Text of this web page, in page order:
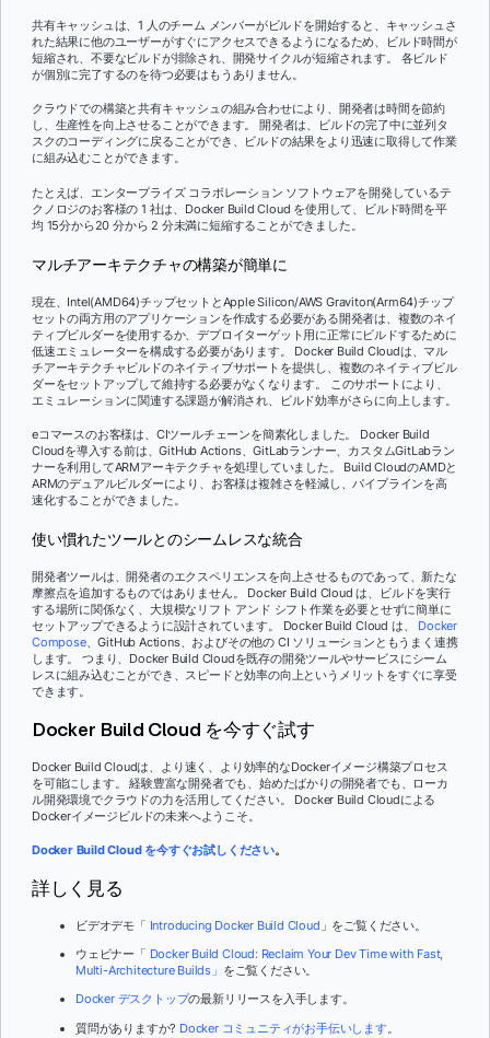
共有キャッシュは、1 人のチーム メンバーがビルドを開始すると、キャッシュさ
れた結果に他のユーザーがすぐにアクセスできるようになるため、ビルド時間が
短縮され、不要なビルドが排除され、開発サイクルが短縮されます。 各ビルド
が個別に完了するのを待つ必要はもうありません。
クラウドでの構築と共有キャッシュの組み合わせにより、開発者は時間を節約
し、生産性を向上させることができます。 開発者は、ビルドの完了中に並列タ
スクのコーディングに戻ることができ、ビルドの結果をより迅速に取得して作業
に組み込むことができます。
たとえば、エンタープライズ コラボレーション ソフトウェアを開発しているテ
クノロジのお客様の 1 社は、Docker Build Cloud を使用して、ビルド時間を平
均 15分から20 分から 2 分未満に短縮することができました。
マルチアーキテクチャの構築が簡単に
現在、Intel(AMD64)チップセットとApple Silicon/AWS Graviton(Arm64)チップ
セットの両方用のアプリケーションを作成する必要がある開発者は、複数のネイ
ティブビルダーを使用するか、デプロイターゲット用に正常にビルドするために
低速エミュレーターを構成する必要があります。 Docker Build Cloudは、マル
チアーキテクチャビルドのネイティブサポートを提供し、複数のネイティブビル
ダーをセットアップして維持する必要がなくなります。 このサポートにより、
エミュレーションに関連する課題が解消され、ビルド効率がさらに向上します。
eコマースのお客様は、CIツールチェーンを簡素化しました。 Docker Build
Cloudを導入する前は、GitHub Actions、GitLabランナー、カスタムGitLabラン
ナーを利用してARMアーキテクチャを処理していました。 Build CloudのAMDと
ARMのデュアルビルダーにより、お客様は複雑さを軽減し、パイプラインを高
速化することができました。
使い慣れたツールとのシームレスな統合
開発者ツールは、開発者のエクスペリエンスを向上させるものであって、新たな
摩擦点を追加するものではありません。 Docker Build Cloud は、ビルドを実行
する場所に関係なく、大規模なリフト アンド シフト作業を必要とせずに簡単に
セットアップできるように設計されています。 Docker Build Cloud は、 Docker
Compose、GitHub Actions、およびその他の CI ソリューションともうまく連携
します。 つまり、Docker Build Cloudを既存の開発ツールやサービスにシーム
レスに組み込むことができ、スピードと効率の向上というメリットをすぐに享受
できます。
Docker Build Cloud を今すぐ試す
Docker Build Cloudは、より速く、より効率的なDockerイメージ構築プロセス
を可能にします。 経験豊富な開発者でも、始めたばかりの開発者でも、ローカ
ル開発環境でクラウドの力を活用してください。 Docker Build Cloudによる
Dockerイメージビルドの未来へようこそ。
Docker Build Cloud を今すぐお試しください。
詳しく見る
ビデオデモ「 Introducing Docker Build Cloud 」をご覧ください。
ウェビナー「 Docker Build Cloud: Reclaim Your Dev Time with Fast,
Multi-Architecture Builds」 をご覧ください。
Docker デスクトップの最新リリースを入手します。
質問がありますか? Docker コミュニティがお手伝いします。